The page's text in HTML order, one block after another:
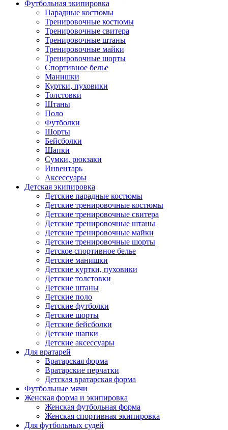
Футбольная экипировка
Парадные костюмы
Тренировочные костюмы
Тренировочные свитера
Тренировочные штаны
Тренировочные майки
Тренировочные шорты
Спортивное белье
Манишки
Куртки, пуховики
Толстовки
Штаны
Поло
Футболки
Шорты
Бейсболки
Шапки
Сумки, рюкзаки
Инвентарь
Аксессуары
Детская экипировка
Детские парадные костюмы
Детские тренировочные костюмы
Детские тренировочные свитера
Детские тренировочные штаны
Детские тренировочные майки
Детские тренировочные шорты
Детское спортивное белье
Детские манишки
Детские куртки, пуховики
Детские толстовки
Детские штаны
Детские поло
Детские футболки
Детские шорты
Детские бейсболки
Детские шапки
Детские аксессуары
Для вратарей
Вратарская форма
Вратарские перчатки
Детская вратарская форма
Футбольные мячи
Женская форма и экипировка
Женская футбольная форма
Женская спортивная экипировка
Для футбольных судей